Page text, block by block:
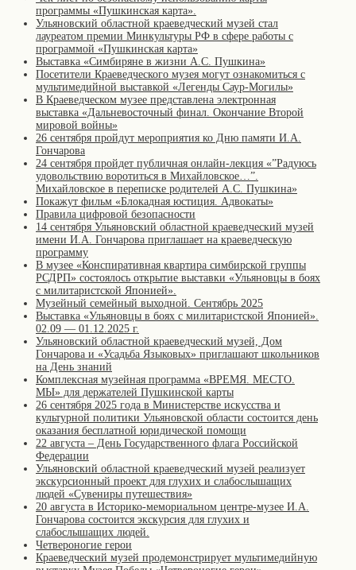
программы «Пушкинская карта».
Ульяновский областной краеведческий музей стал
лауреатом премии Минкультуры РФ в сфере работы с
программой «Пушкинская карта»
Выставка «Симбиряне в жизни А.С. Пушкина»
Посетители Краеведческого музея могут ознакомиться с
мультимедийной выставкой «Легенды Саур-Могилы»
В Краеведческом музее представлена электронная
выставка «Дальневосточный финал. Окончание Второй
мировой войны»
26 сентября пройдут мероприятия ко Дню памяти И.А.
Гончарова
24 сентября пройдет публичная онлайн-лекция «”Радуюсь
удовольствию воротиться в Михайловское…”.
Михайловское в переписке родителей А.С. Пушкина»
Покажут фильм «Блокадная юстиция. Адвокаты»
Правила цифровой безопасности
14 сентября Ульяновский областной краеведческий музей
имени И.А. Гончарова приглашает на краеведческую
программу
В музее «Конспиративная квартира симбирской группы
РСДРП» состоялось открытие выставки «Ульяновцы в боях
с милитаристской Японией».
Музейный семейный выходной. Сентябрь 2025
Выставка «Ульяновцы в боях с милитаристской Японией».
02.09 — 01.12.2025 г.
Ульяновский областной краеведческий музей, Дом
Гончарова и «Усадьба Языковых» приглашают школьников
на День знаний
Комплексная музейная программа «ВРЕМЯ. МЕСТО.
МЫ» для держателей Пушкинской карты
26 сентября 2025 года в Министерстве искусства и
культурной политики Ульяновской области состоится день
оказания бесплатной юридической помощи
22 августа – День Государственного флага Российской
Федерации
Ульяновский областной краеведческий музей реализует
экскурсионный проект для глухих и слабослышащих
людей «Сувениры путешествия»
20 августа в Историко-мемориальном центре-музее И.А.
Гончарова состоится экскурсия для глухих и
слабослышащих людей.
Четвероногие герои
Краеведческий музей продемонстрирует мультимедийную